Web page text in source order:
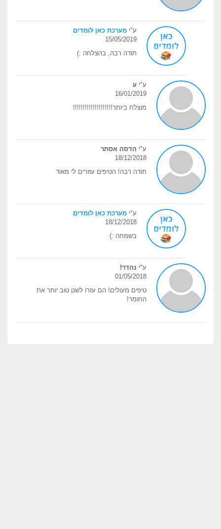
ע"י מערכת כאן לומדים
15/05/2019
תודה רבה, בהצלחה :)
ע"י ע
16/01/2019
מוצלח ביותר!!!!!!!!!!!!!!!!!!!!
ע"י הדסה אסתר
18/12/2018
תודה רבה! הטיפים עוזרים לי מאוד
ע"י מערכת כאן לומדים
18/12/2018
בשמחה :)
ע"י נהדר!
01/05/2018
טיפים מעולים! הם עזרו לשנן טוב יותר את
החומר!